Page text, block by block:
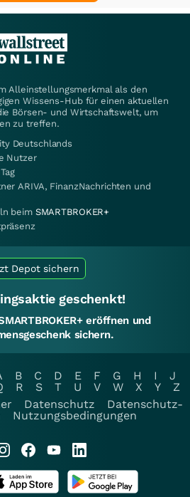
Alleinstellungsmerkmal als den
Wissens-Hub für einen aktuellen
Börsen- und Wirtschaftswelt, um
zu treffen.
Deutschlands
Nutzer
ARIVA, FinanzNachrichten und
beim SMARTBROKER+
Depot sichern
geschenkt!
eröffnen und
sichern.
B C D E F G H I
J
R S T U V W X Y
Z
Datenschutz
Datenschutz-
Nutzungsbedingungen